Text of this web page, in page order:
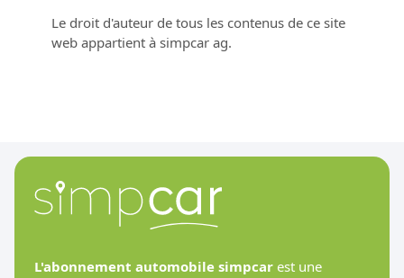
Le droit d'auteur de tous les contenus de ce site
web appartient à simpcar ag.
L'abonnement automobile simpcar est une